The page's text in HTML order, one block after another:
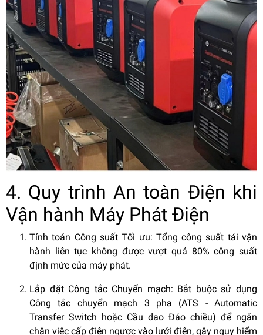
4. Quy trình An toàn Điện khi
Vận hành Máy Phát Điện
Tính toán Công suất Tối ưu: Tổng công suất tải vận
hành liên tục không được vượt quá 80% công suất
định mức của máy phát.
Lắp đặt Công tắc Chuyển mạch: Bắt buộc sử dụng
Công tắc chuyển mạch 3 pha (ATS - Automatic
Transfer Switch hoặc Cầu dao Đảo chiều) để ngăn
chặn việc cấp điện ngược vào lưới điện, gây nguy hiểm